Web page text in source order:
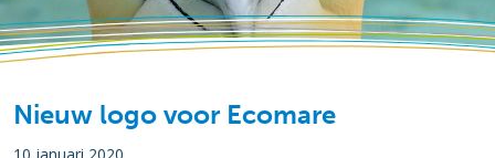
Nieuw logo voor Ecomare